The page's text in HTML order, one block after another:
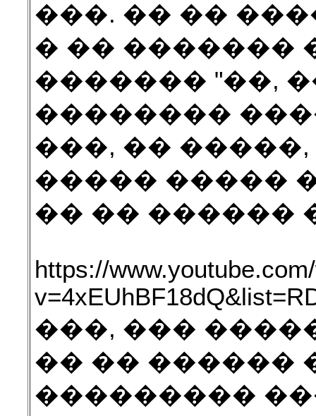
���. �� ��
� �� �������
������� "��,
��������
���, ��
����� �����
�� �� ������
https://
���, ���
�� �� ������
���������